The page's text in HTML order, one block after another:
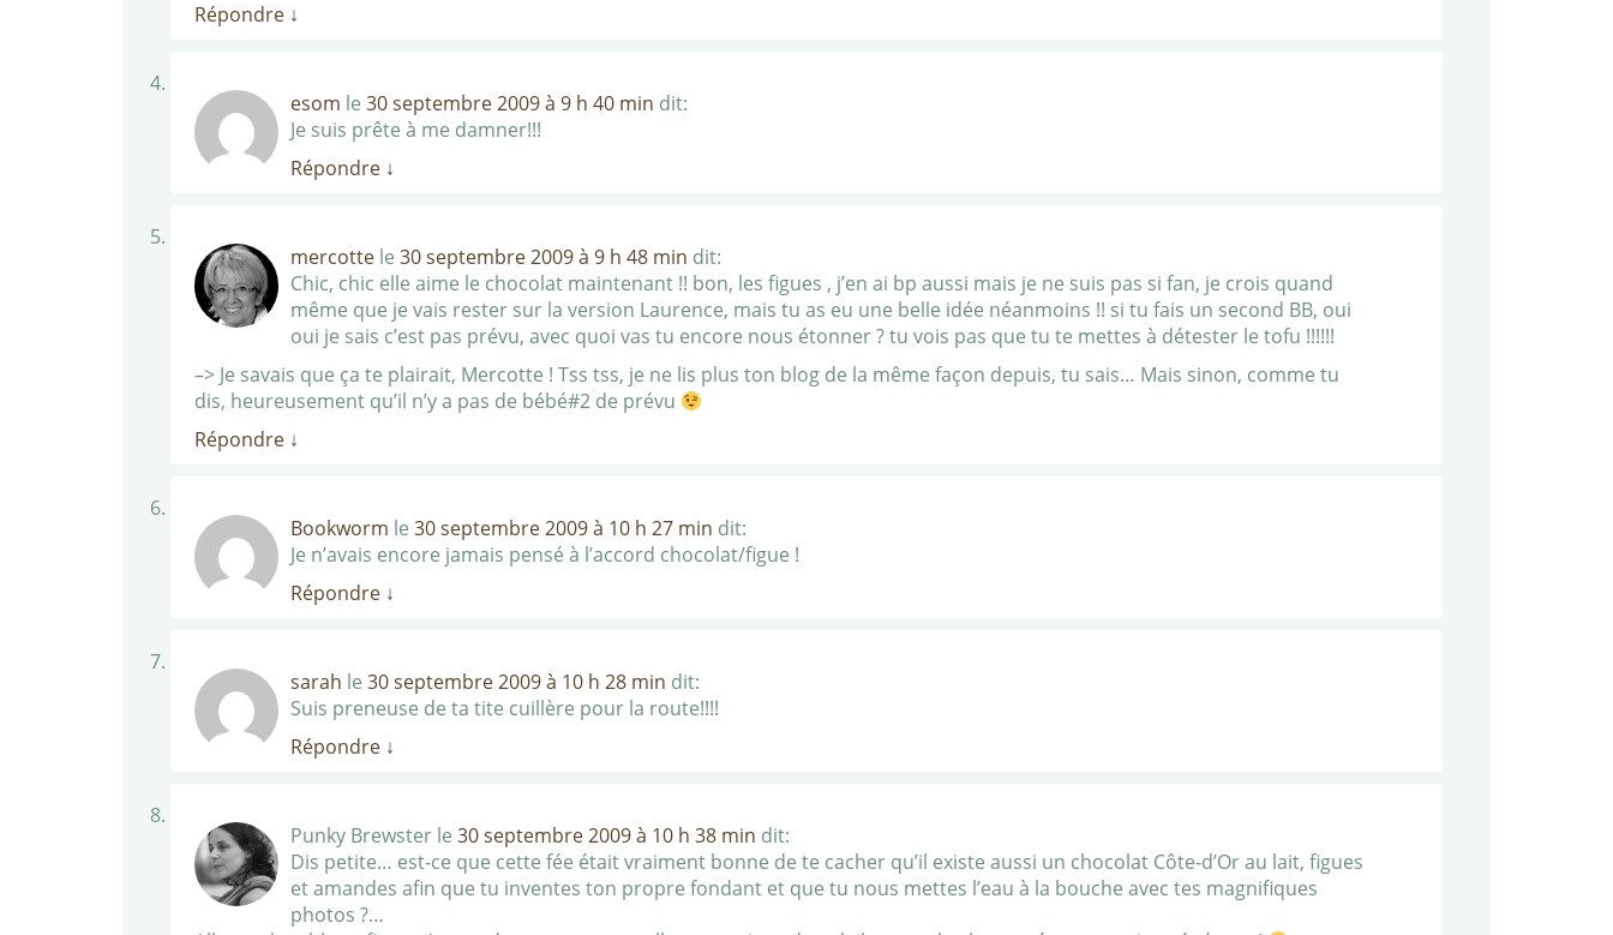
Répondre ↓
esom le 30 septembre 2009 à 9 h 40 min dit:
Je suis prête à me damner!!!
Répondre ↓
mercotte le 30 septembre 2009 à 9 h 48 min dit:
Chic, chic elle aime le chocolat maintenant !! bon, les figues , j’en ai bp aussi mais je ne suis pas si fan, je crois quand
même que je vais rester sur la version Laurence, mais tu as eu une belle idée néanmoins !! si tu fais un second BB, oui
oui je sais c’est pas prévu, avec quoi vas tu encore nous étonner ? tu vois pas que tu te mettes à détester le tofu !!!!!!
–> Je savais que ça te plairait, Mercotte ! Tss tss, je ne lis plus ton blog de la même façon depuis, tu sais… Mais sinon, comme tu
dis, heureusement qu’il n’y a pas de bébé#2 de prévu
Répondre ↓
Bookworm le 30 septembre 2009 à 10 h 27 min dit:
Je n’avais encore jamais pensé à l’accord chocolat/figue !
Répondre ↓
sarah le 30 septembre 2009 à 10 h 28 min dit:
Suis preneuse de ta tite cuillère pour la route!!!!
Répondre ↓
Punky Brewster le 30 septembre 2009 à 10 h 38 min dit:
Dis petite… est-ce que cette fée était vraiment bonne de te cacher qu’il existe aussi un chocolat Côte-d’Or au lait, figues
et amandes afin que tu inventes ton propre fondant et que tu nous mettes l’eau à la bouche avec tes magnifiques
photos ?…